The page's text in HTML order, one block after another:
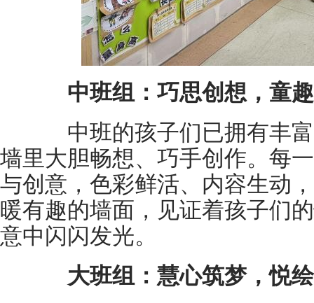
中班组： 巧思创想，童
中班的孩子们已拥有丰富
墙里大胆畅想、巧手创作。每
与创意，色彩鲜活、内容生动
暖有趣的墙面，见证着孩子们
意中闪闪发光。
大班组： 慧心筑梦，悦